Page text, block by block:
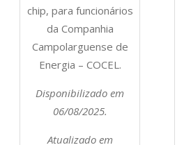
chip, para funcionários
da Companhia
Campolarguense de
Energia – COCEL.
Disponibilizado em
06/08/2025.
Atualizado em